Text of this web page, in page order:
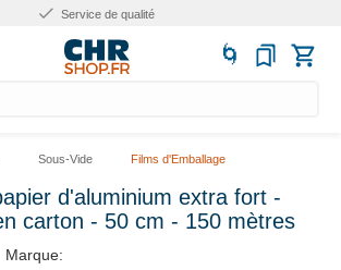
Service de qualité
Sous-Vide Films d'Emballage
d'aluminium extra fort -
carton - 50 cm - 150 mètres
Marque: